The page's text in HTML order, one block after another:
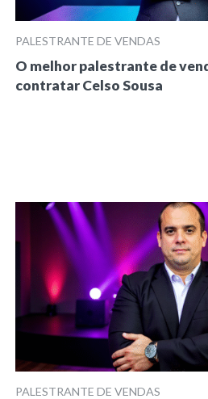
PALESTRANTE DE VENDAS
O melhor palestrante de
contratar Celso Sousa
PALESTRANTE DE VENDAS